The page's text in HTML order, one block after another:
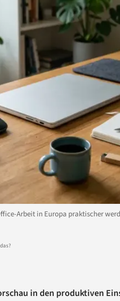
Arbeit in Europa praktischer
in den produktiven